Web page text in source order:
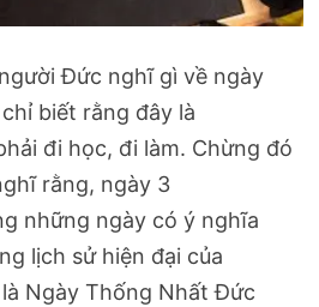
Đức nghĩ gì về ngày
biết rằng đây là
đi học, đi làm. Chừng đó
rằng, ngày 3
những ngày có ý nghĩa
lịch sử hiện đại của
Ngày Thống Nhất Đức